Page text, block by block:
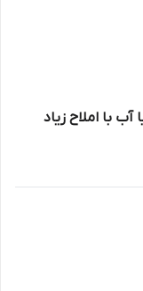
آب با املاح زیاد